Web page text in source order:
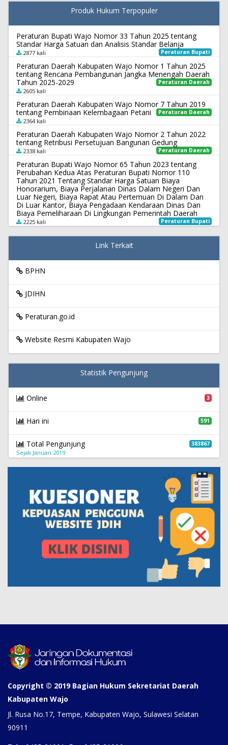
Produk Hukum Terpopuler
Peraturan Bupati Wajo Nomor 33 Tahun 2025 tentang
Standar Harga Satuan dan Analisis Standar Belanja
Peraturan Bupati
2877 kali
Peraturan Daerah Kabupaten Wajo Nomor 1 Tahun 2025
tentang Rencana Pembangunan Jangka Menengah Daerah
Tahun 2025-2029
Peraturan Daerah
2605 kali
Peraturan Daerah Kabupaten Wajo Nomor 7 Tahun 2019
tentang Pembinaan Kelembagaan Petani
Peraturan Daerah
2364 kali
Peraturan Daerah Kabupaten Wajo Nomor 2 Tahun 2022
tentang Retribusi Persetujuan Bangunan Gedung
Peraturan Daerah
2338 kali
Peraturan Bupati Wajo Nomor 65 Tahun 2023 tentang
Perubahan Kedua Atas Peraturan Bupati Nomor 110
Tahun 2021 Tentang Standar Harga Satuan Biaya
Honorarium, Biaya Perjalanan Dinas Dalam Negeri Dan
Luar Negeri, Biaya Rapat Atau Pertemuan Di Dalam Dan
Di Luar Kantor, Biaya Pengadaan Kendaraan Dinas Dan
Biaya Pemeliharaan Di Lingkungan Pemerintah Daerah
Peraturan Bupati
2225 kali
Link Terkait
BPHN
JDIHN
Peraturan.go.id
Website Resmi Kabupaten Wajo
Statistik Pengunjung
Online 3
Hari ini 591
Total Pengunjung 383867
Sejak Januari 2019
Copyright © 2019 Bagian Hukum Sekretariat Daerah
Kabupaten Wajo
Jl. Rusa No.17, Tempe, Kabupaten Wajo, Sulawesi Selatan
90911